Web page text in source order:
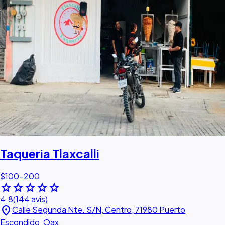
Taqueria Tlaxcalli
$100–200
starstarstarstarstar
4.8(144 avis)
location_onCalle Segunda Nte. S/N, Centro, 71980 Puerto
Escondido, Oax.